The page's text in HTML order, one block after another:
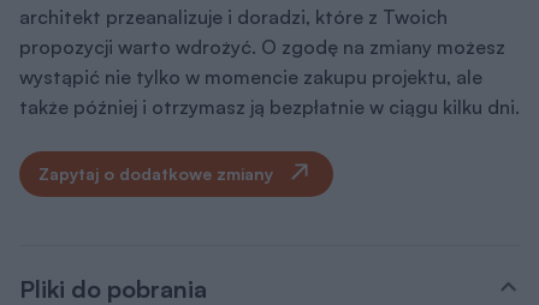
architekt przeanalizuje i doradzi, które z Twoich
propozycji warto wdrożyć. O zgodę na zmiany możesz
wystąpić nie tylko w momencie zakupu projektu, ale
także później i otrzymasz ją bezpłatnie w ciągu kilku dni.
Zapytaj o dodatkowe zmiany
Pliki do pobrania